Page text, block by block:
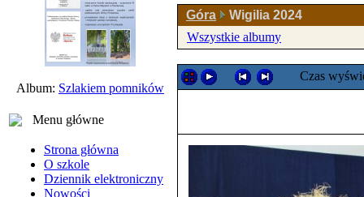
Album: Szlakiem pomników
Menu główne
Strona główna
O szkole
Dziennik elektroniczny
Nowości
Góra
Wigilia 2024
Wszystkie albumy
Czas